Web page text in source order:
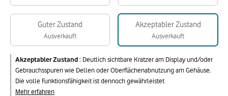
Guter Zustand
Ausverkauft
Akzeptabler Zustand
Ausverkauft
Akzeptabler Zustand: Deutlich sichtbare Kratzer am Display und/oder
Gebrauchsspuren wie Dellen oder Oberflächenabnutzung am Gehäuse.
Die volle Funktionsfähigkeit ist dennoch gewährleistet
Mehr erfahren